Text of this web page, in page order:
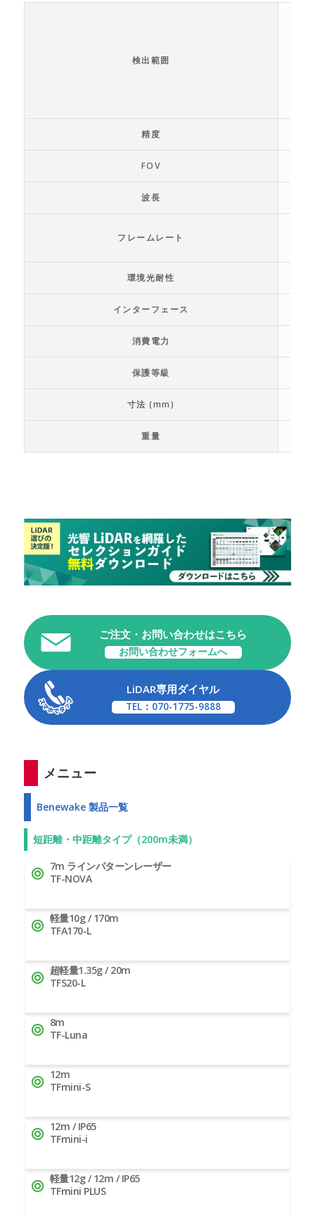
検出範囲
精度
FOV
波長
フレームレート
環境光耐性
インターフェース
消費電力
保護等級
寸法 (mm)
重量
ご注文・お問い合わせはこちら
お問い合わせフォームへ
LiDAR専用ダイヤル
TEL：070-1775-9888
メニュー
Benewake 製品一覧
短距離・中距離タイプ（200m未満）
7m ラインパターンレーザー
TF-NOVA
軽量10g / 170m
TFA170-L
超軽量1.35g / 20m
TFS20-L
8m
TF-Luna
12m
TFmini-S
12m / IP65
TFmini-i
軽量12g / 12m / IP65
TFmini PLUS